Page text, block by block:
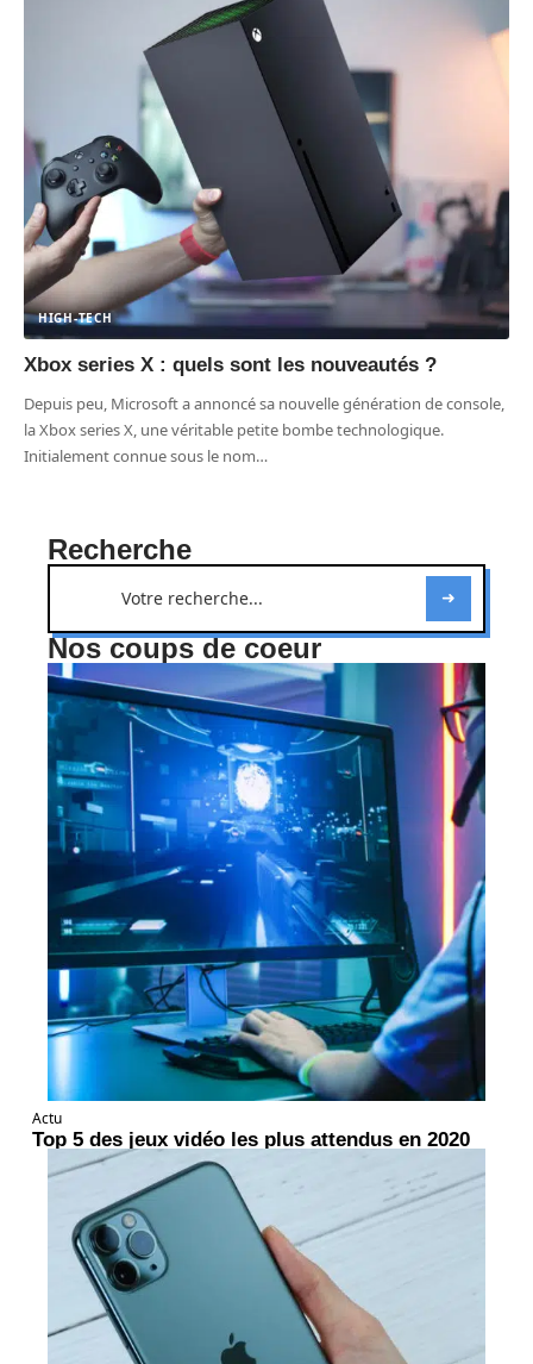
HIGH-TECH
Xbox series X : quels sont les nouveautés ?
Depuis peu, Microsoft a annoncé sa nouvelle génération de console,
la Xbox series X, une véritable petite bombe technologique.
Initialement connue sous le nom…
Recherche
Nos coups de coeur
Actu
Top 5 des jeux vidéo les plus attendus en 2020